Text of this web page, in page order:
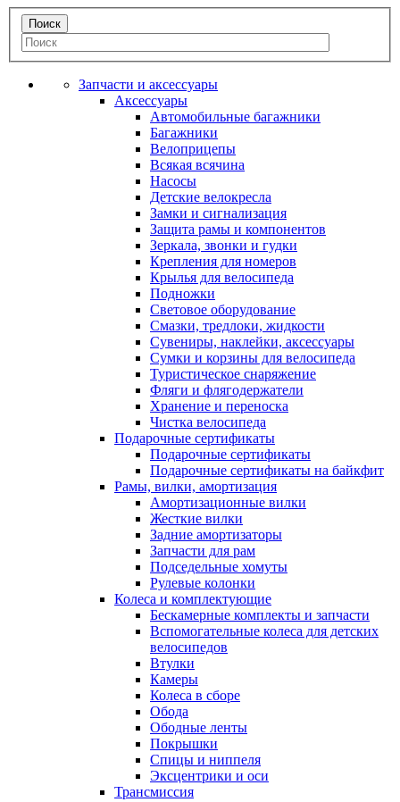
Запчасти и аксессуары
Аксессуары
Автомобильные багажники
Багажники
Велоприцепы
Всякая всячина
Насосы
Детские велокресла
Замки и сигнализация
Защита рамы и компонентов
Зеркала, звонки и гудки
Крепления для номеров
Крылья для велосипеда
Подножки
Световое оборудование
Смазки, тредлоки, жидкости
Сувениры, наклейки, аксессуары
Сумки и корзины для велосипеда
Туристическое снаряжение
Фляги и флягодержатели
Хранение и переноска
Чистка велосипеда
Подарочные сертификаты
Подарочные сертификаты
Подарочные сертификаты на байкфит
Рамы, вилки, амортизация
Амортизационные вилки
Жесткие вилки
Задние амортизаторы
Запчасти для рам
Подседельные хомуты
Рулевые колонки
Колеса и комплектующие
Бескамерные комплекты и запчасти
Вспомогательные колеса для детских
велосипедов
Втулки
Камеры
Колеса в сборе
Обода
Ободные ленты
Покрышки
Спицы и ниппеля
Эксцентрики и оси
Трансмиссия